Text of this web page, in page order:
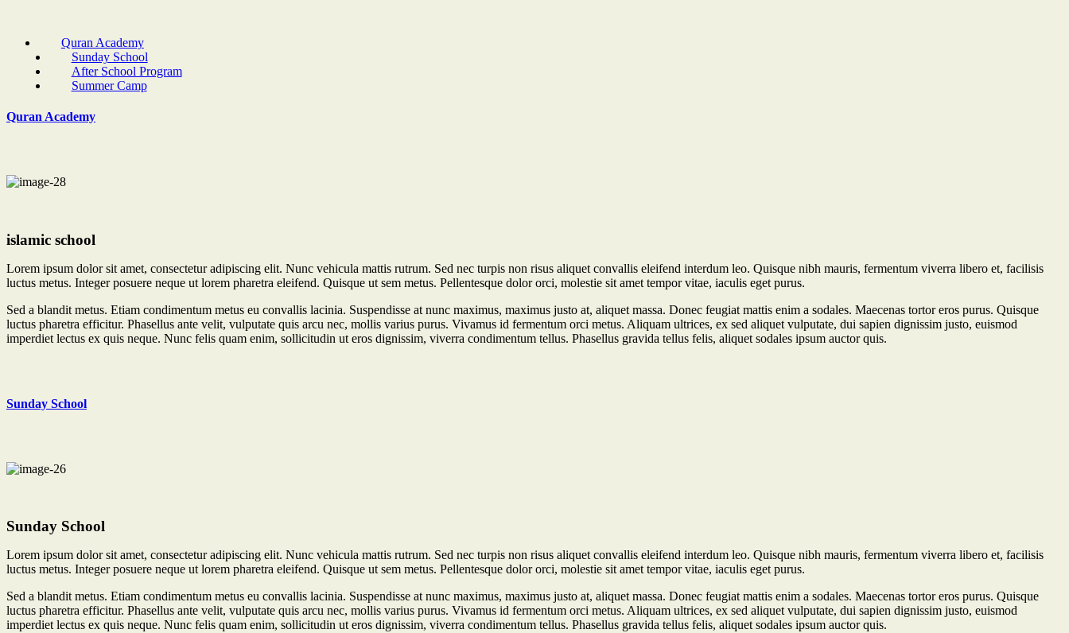
Quran Academy
Sunday School
After School Program
Summer Camp
Quran Academy
islamic school
Lorem ipsum dolor sit amet, consectetur adipiscing elit. Nunc vehicula mattis rutrum. Sed nec turpis non risus aliquet convallis eleifend interdum leo. Quisque nibh mauris, fermentum viverra libero et, facilisis
luctus metus. Integer posuere neque ut lorem pharetra eleifend. Quisque ut sem metus. Pellentesque dolor orci, molestie sit amet tempor vitae, iaculis eget purus.
Sed a blandit metus. Etiam condimentum metus eu convallis lacinia. Suspendisse at nunc maximus, maximus justo at, aliquet massa. Donec feugiat mattis enim a sodales. Maecenas tortor eros purus. Quisque
luctus pharetra efficitur. Phasellus ante velit, vulputate quis arcu nec, mollis varius purus. Vivamus id fermentum orci metus. Aliquam ultrices, ex sed aliquet vulputate, dui sapien dignissim justo, euismod
imperdiet lectus ex quis neque. Nunc felis quam enim, sollicitudin ut eros dignissim, viverra condimentum tellus. Phasellus gravida tellus felis, aliquet sodales ipsum auctor quis.
Sunday School
Sunday School
Lorem ipsum dolor sit amet, consectetur adipiscing elit. Nunc vehicula mattis rutrum. Sed nec turpis non risus aliquet convallis eleifend interdum leo. Quisque nibh mauris, fermentum viverra libero et, facilisis
luctus metus. Integer posuere neque ut lorem pharetra eleifend. Quisque ut sem metus. Pellentesque dolor orci, molestie sit amet tempor vitae, iaculis eget purus.
Sed a blandit metus. Etiam condimentum metus eu convallis lacinia. Suspendisse at nunc maximus, maximus justo at, aliquet massa. Donec feugiat mattis enim a sodales. Maecenas tortor eros purus. Quisque
luctus pharetra efficitur. Phasellus ante velit, vulputate quis arcu nec, mollis varius purus. Vivamus id fermentum orci metus. Aliquam ultrices, ex sed aliquet vulputate, dui sapien dignissim justo, euismod
imperdiet lectus ex quis neque. Nunc felis quam enim, sollicitudin ut eros dignissim, viverra condimentum tellus. Phasellus gravida tellus felis, aliquet sodales ipsum auctor quis.